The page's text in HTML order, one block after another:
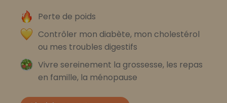
Perte de poids
Contrôler mon diabète, mon cholestérol
ou mes troubles digestifs
Vivre sereinement la grossesse, les repas
en famille, la ménopause